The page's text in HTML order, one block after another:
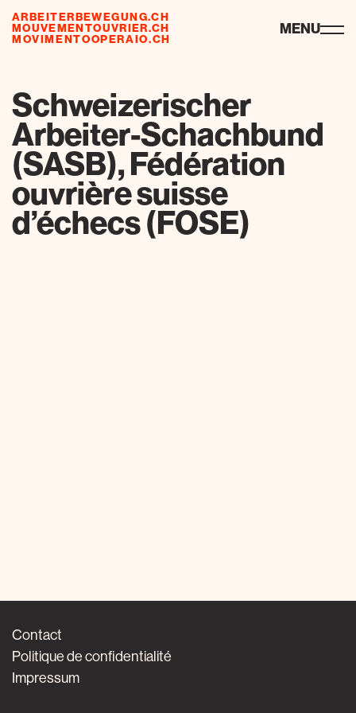
ARBEITERBEWEGUNG.CH
MOUVEMENTOUVRIER.CH
MOVIMENTOOPERAIO.CH
ressources MENU
Schweizerischer
Arbeiter-Schachbund
(SASB), Fédération
ouvrière suisse
d’échecs (FOSE)
Contact
Politique de confidentialité
Impressum